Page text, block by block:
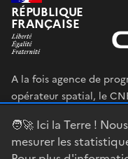
🧑‍🚀 Ici la Terre !
mesurer les
RÉPUBLIQUE
FRANÇAISE
A la fois agence de
opérateur spatial, le
en œuvre sa stratégie